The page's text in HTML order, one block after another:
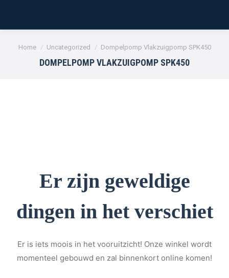
Je bent hier:
Home Uncategorized Dompelpomp Vlakzuigpomp SPK450
DOMPELPOMP VLAKZUIGPOMP SPK450
Er zijn geweldige
dingen in het verschiet
Er is iets moois in het vooruitzicht! Onze winkel wordt
momenteel gebouwd en zal binnenkort online komen!